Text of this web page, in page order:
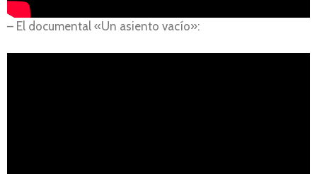
– El documental «Un asiento vacío»: